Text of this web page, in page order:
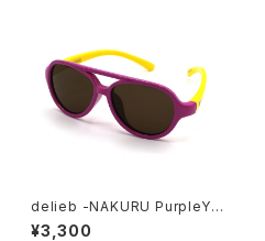
delieb -NAKURU PurpleYel
low/Brown- BABYsize
¥3,300